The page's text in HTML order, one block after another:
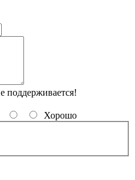
поддерживается!
Хорошо